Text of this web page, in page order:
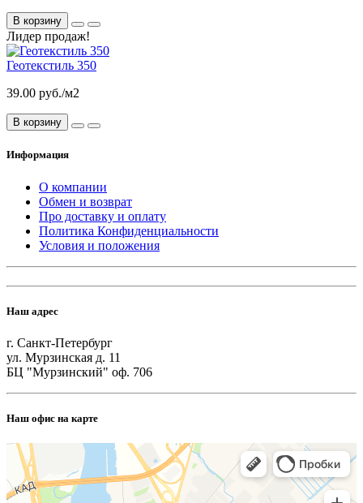
В корзину
Лидер продаж!
Геотекстиль 350
39.00 руб./м2
В корзину
Информация
О компании
Обмен и возврат
Про доставку и оплату
Политика Конфиденциальности
Условия и положения
Наш адрес
г. Санкт-Петербург
ул. Мурзинская д. 11
БЦ "Мурзинский" оф. 706
Наш офис на карте